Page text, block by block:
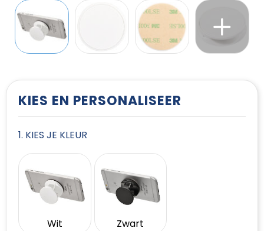
T-Shirts
Vesten
KIES EN PERSONALISEER
1. KIES JE KLEUR
Wit Zwart